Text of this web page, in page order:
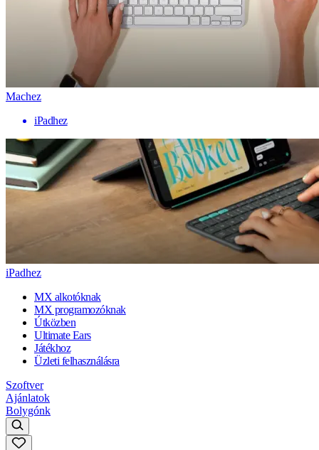
Machez
iPadhez
iPadhez
MX alkotóknak
MX programozóknak
Útközben
Ultimate Ears
Játékhoz
Üzleti felhasználásra
Szoftver
Ajánlatok
Bolygónk